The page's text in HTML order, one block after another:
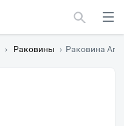
› Раковины › Раковина